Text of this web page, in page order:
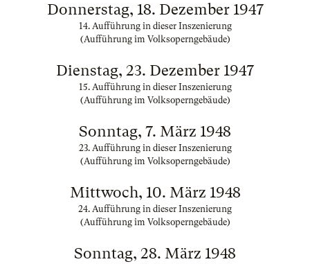
Donnerstag, 18. Dezember 1947
14. Aufführung in dieser Inszenierung
(Aufführung im Volksoperngebäude)
Dienstag, 23. Dezember 1947
15. Aufführung in dieser Inszenierung
(Aufführung im Volksoperngebäude)
Sonntag, 7. März 1948
23. Aufführung in dieser Inszenierung
(Aufführung im Volksoperngebäude)
Mittwoch, 10. März 1948
24. Aufführung in dieser Inszenierung
(Aufführung im Volksoperngebäude)
Sonntag, 28. März 1948